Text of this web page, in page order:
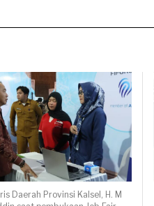
Daerah Provinsi Kalsel, H. M